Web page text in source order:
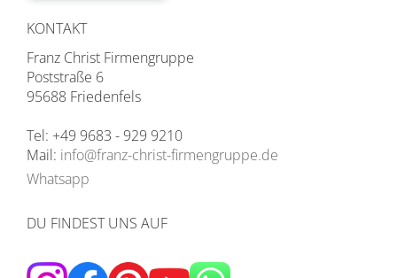
KONTAKT
Franz Christ Firmengruppe
Poststraße 6
95688 Friedenfels
Tel: +49 9683 - 929 9210
Mail: info@franz-christ-firmengruppe.de
Whatsapp
DU FINDEST UNS AUF